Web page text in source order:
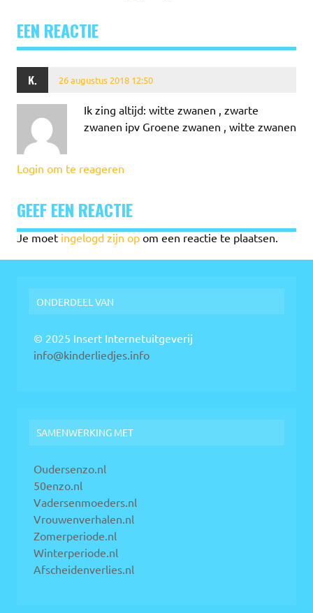
EEN REACTIE
K. 26 augustus 2018 12:50
Ik zing altijd: witte zwanen , zwarte
zwanen ipv Groene zwanen , witte zwanen
Login om te reageren
GEEF EEN REACTIE
Je moet ingelogd zijn op om een reactie te plaatsen.
ONDERDEEL VAN
© 2025 Insert Internetuitgeverij
info@kinderliedjes.info
SAMENWERKING MET
Oudersenzo.nl
50enzo.nl
Vadersenmoeders.nl
Vrouwenverhalen.nl
Zomerperiode.nl
Winterperiode.nl
Afscheidenverlies.nl